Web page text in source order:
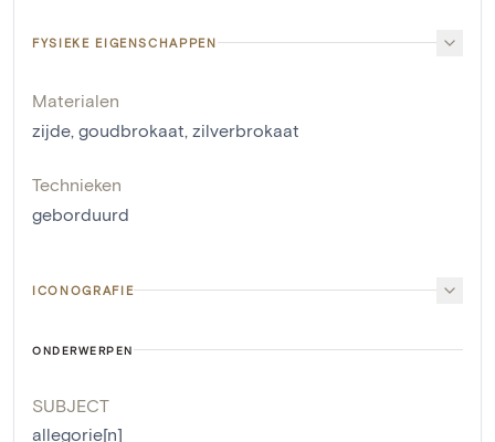
FYSIEKE EIGENSCHAPPEN
Materialen
zijde, goudbrokaat, zilverbrokaat
Technieken
geborduurd
ICONOGRAFIE
ONDERWERPEN
SUBJECT
allegorie[n]